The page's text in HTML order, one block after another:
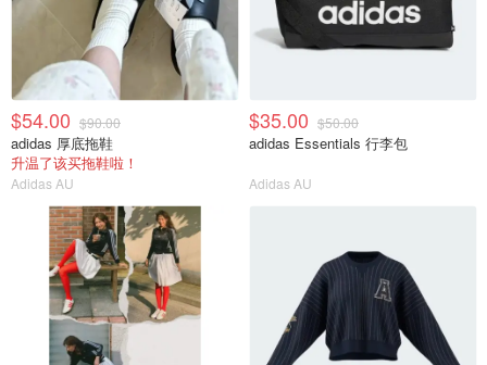
$54.00 $90.00
adidas 厚底拖鞋
升温了该买拖鞋啦！
Adidas AU
$35.00 $50.00
adidas Essentials 行李包
Adidas AU